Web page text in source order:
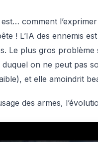
est… comment
! L’IA des ennemis
Le plus gros problème
on ne peut pas
et elle amoindrit
des armes,